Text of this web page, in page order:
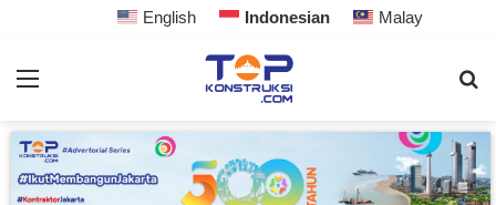
English Indonesian Malay